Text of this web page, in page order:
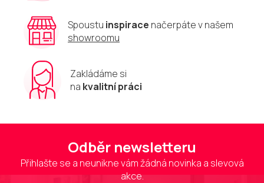
Spoustu inspirace načerpáte v našem
showroomu
Zakládáme si
na kvalitní práci
Odběr newsletteru
Přihlašte se a neunikne vám žádná novinka a slevová
akce.